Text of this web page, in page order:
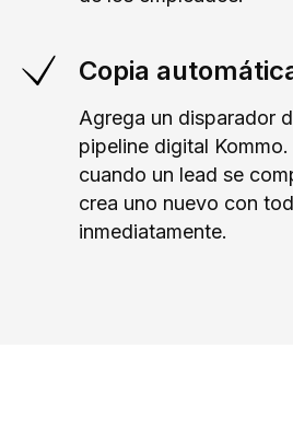
Copia
Agrega un disparador
pipeline digital
cuando un lead se
crea uno nuevo con
inmediatamente.